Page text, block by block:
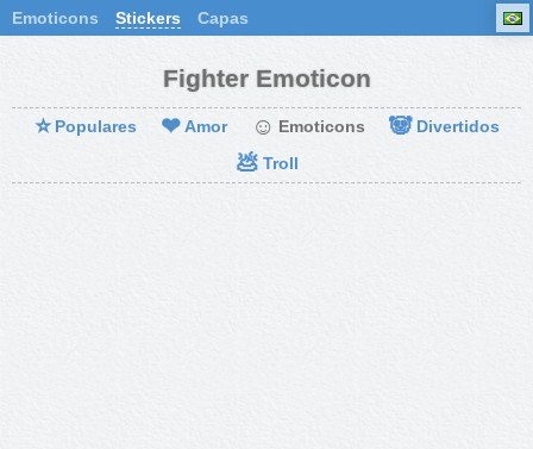
Emoticons Stickers Capas
Fighter Emoticon
⭐ Populares ❤ Amor ☺ Emoticons 🐼 Divertidos
💩 Troll